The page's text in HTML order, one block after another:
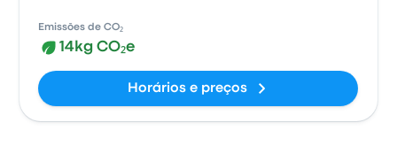
Emissões de CO₂
14kg CO₂e
Horários e preços